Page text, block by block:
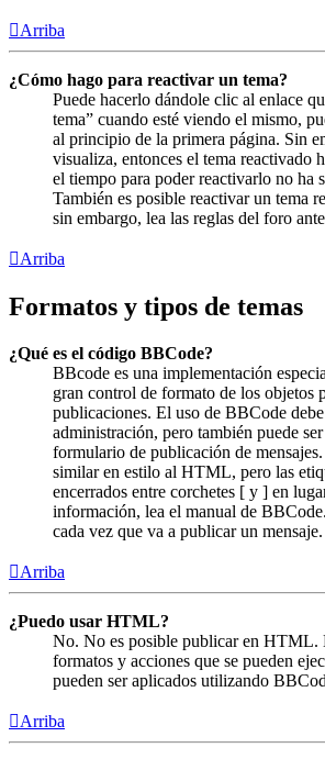
Arriba
¿Cómo hago para reactivar un tema?
Puede hacerlo dándole clic al enlace
tema” cuando esté viendo el mismo,
al principio de la primera página. Sin
visualiza, entonces el tema reactivado
el tiempo para poder reactivarlo no ha
También es posible reactivar un tema
sin embargo, lea las reglas del foro
Arriba
Formatos y tipos de temas
¿Qué es el código BBCode?
BBcode es una implementación
gran control de formato de los objetos
publicaciones. El uso de BBCode
administración, pero también puede
formulario de publicación de
similar en estilo al HTML, pero las
encerrados entre corchetes [ y ] en
información, lea el manual de
cada vez que va a publicar un mensaje.
Arriba
¿Puedo usar HTML?
No. No es posible publicar en HTML.
formatos y acciones que se pueden
pueden ser aplicados utilizando
Arriba